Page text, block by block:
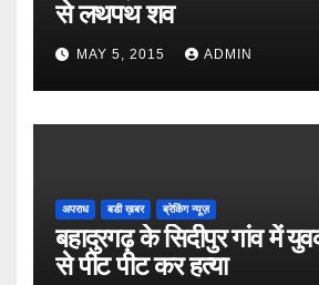
से लथपथ शव
MAY 5, 2015 ADMIN
अपराध बडी ख़बर ब्रेकिंग न्यूज़
बहादुरगढ़ के सिदीपुर गांव में
से पीट पीट कर हत्या